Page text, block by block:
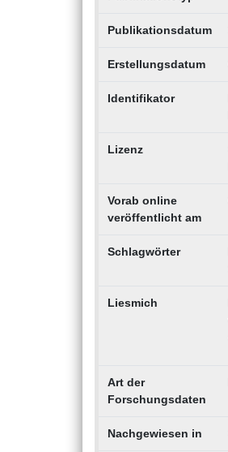
Publikationsdatum
Erstellungsdatum
Identifikator
Lizenz
Vorab online
veröffentlicht am
Schlagwörter
Liesmich
Art der
Forschungsdaten
Nachgewiesen in